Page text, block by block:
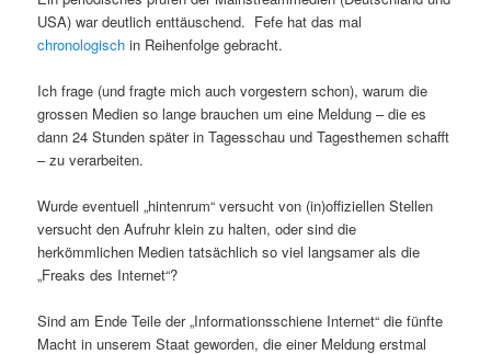
USA) war deutlich enttäuschend. Fefe hat das mal
chronologisch in Reihenfolge gebracht.
Ich frage (und fragte mich auch vorgestern schon), warum die
grossen Medien so lange brauchen um eine Meldung – die es
dann 24 Stunden später in Tagesschau und Tagesthemen schafft
– zu verarbeiten.
Wurde eventuell „hintenrum“ versucht von (in)offiziellen Stellen
versucht den Aufruhr klein zu halten, oder sind die
herkömmlichen Medien tatsächlich so viel langsamer als die
„Freaks des Internet“?
Sind am Ende Teile der „Informationsschiene Internet“ die fünfte
Macht in unserem Staat geworden, die einer Meldung erstmal